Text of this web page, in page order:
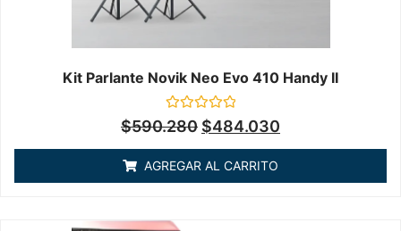
Kit Parlante Novik Neo Evo 410 Handy II
Valorado
en
de
5
$590.280 $484.030
AGREGAR AL CARRITO